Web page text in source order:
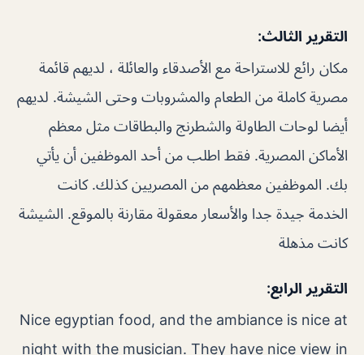
التقرير الثالث:
مكان رائع للاستراحة مع الأصدقاء والعائلة ، لديهم قائمة
مصرية كاملة من الطعام والمشروبات وحتى الشيشة. لديهم
أيضا لوحات الطاولة والشطرنج والبطاقات مثل معظم
الأماكن المصرية. فقط اطلب من أحد الموظفين أن يأتي
بك. الموظفين معظمهم من المصريين كذلك. كانت
الخدمة جيدة جدا والأسعار معقولة مقارنة بالموقع. الشيشة
كانت مذهلة
التقرير الرابع:
Nice egyptian food, and the ambiance is nice at
night with the musician. They have nice view in